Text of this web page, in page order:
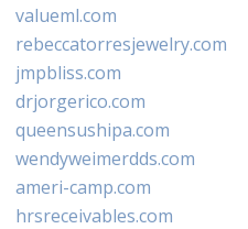
valueml.com
rebeccatorresjewelry.com
jmpbliss.com
drjorgerico.com
queensushipa.com
wendyweimerdds.com
ameri-camp.com
hrsreceivables.com